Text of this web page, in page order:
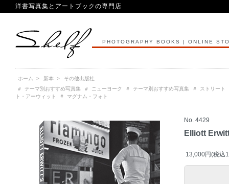
洋書写真集とアートブックの専門店
PHOTOGRAPHY BOOKS | ONLINE
ホーム > 新本 >
その他出版社
＃
テーマ別おすすめ写真集＃ ニューヨーク ＃ テーマ別おすすめ写真集＃ ストリート
ト・アーウィット
＃ マグナム・フォト
No. 4429
Elliott
13,000円(税込